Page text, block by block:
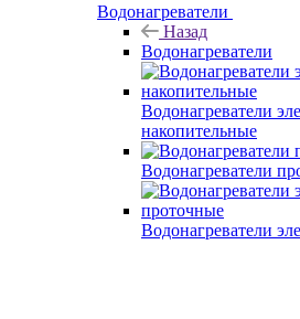
Водонагреватели
Назад
Водонагреватели
Водонагреватели
накопительные
Водонагреватели
Водонагреватели